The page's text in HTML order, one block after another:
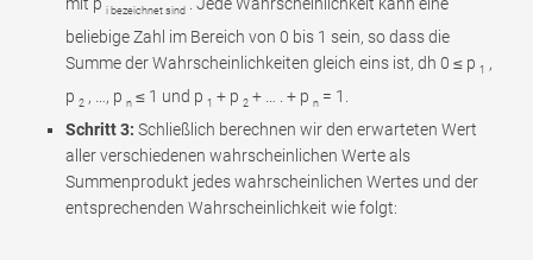
i bezeichnet sind
beliebige Zahl im Bereich von 0 bis 1 sein, so dass die
Summe der Wahrscheinlichkeiten gleich eins ist, dh 0 ≤ p 1 ,
p 2 , …, p n ≤ 1 und p 1 + p 2 + … . + p n = 1.
Schritt 3: Schließlich berechnen wir den erwarteten Wert
aller verschiedenen wahrscheinlichen Werte als
Summenprodukt jedes wahrscheinlichen Wertes und der
entsprechenden Wahrscheinlichkeit wie folgt: